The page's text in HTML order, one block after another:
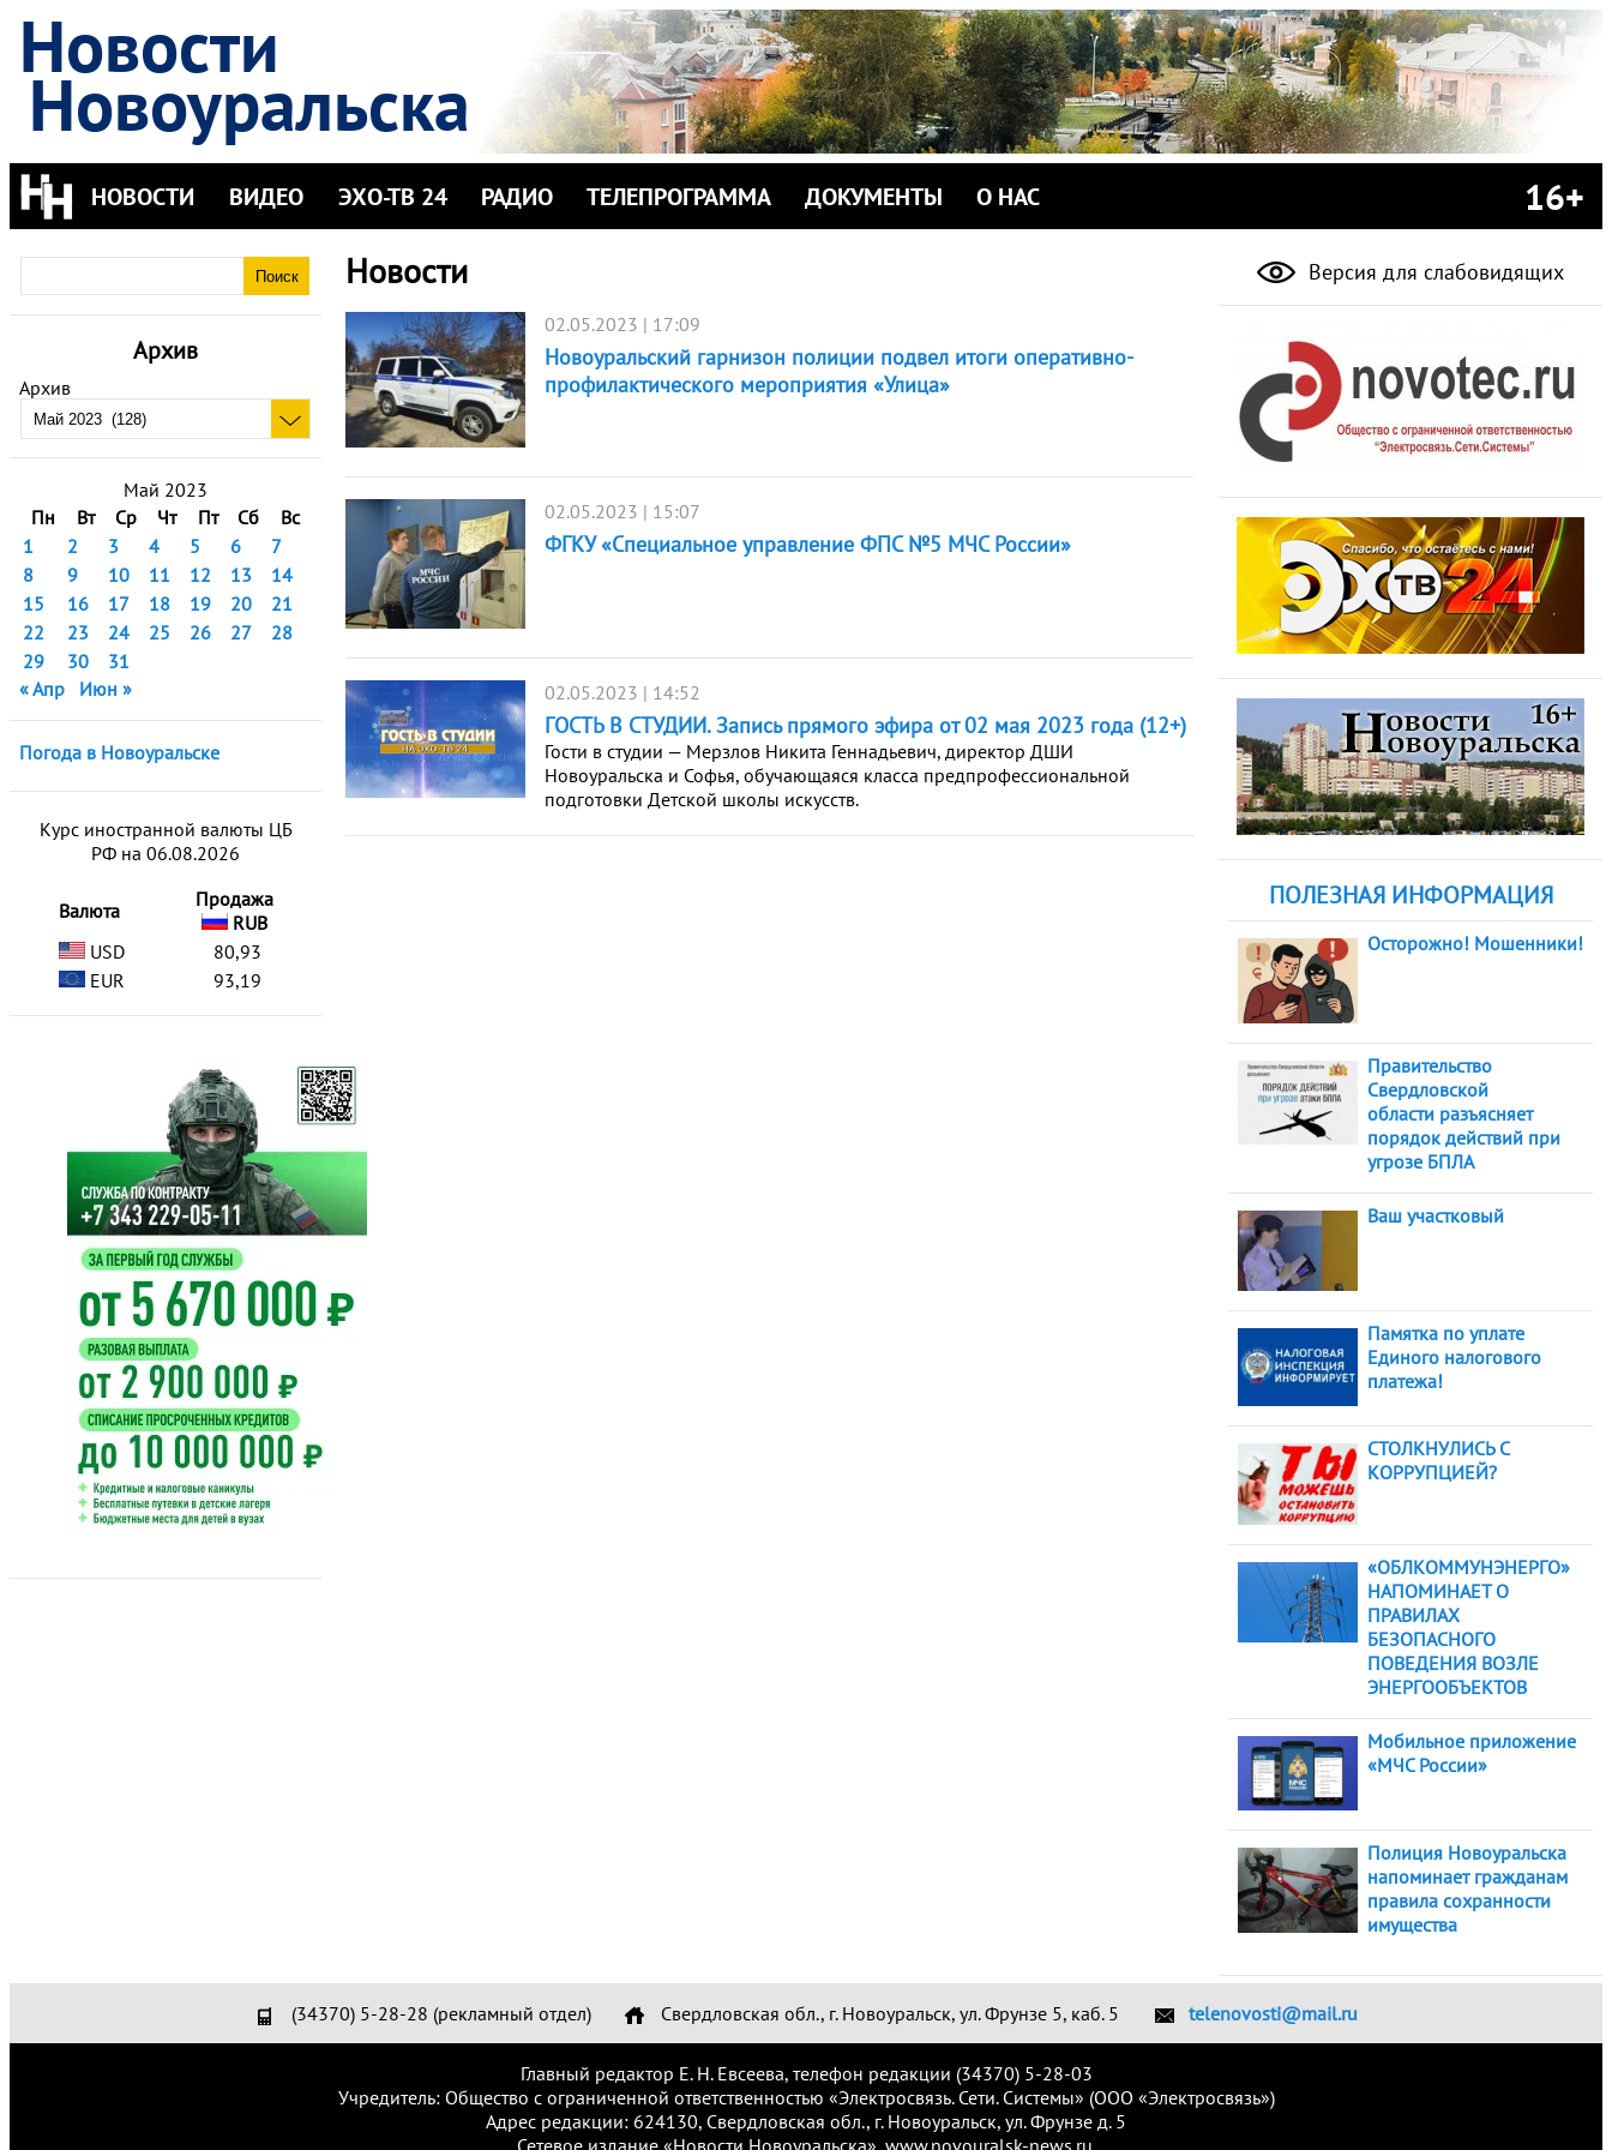
Новости
Новоуральска
НОВОСТИ ВИДЕО ЭХО-ТВ 24 РАДИО ТЕЛЕПРОГРАММА ДОКУМЕНТЫ О НАС 16+
Архив
Архив
Май 2023
Пн
Вт Ср Чт Пт Сб
Вс
1
2 3 4 5 6
7
8
9 10 11 12 13
14
15
16 17 18 19 20
21
22
23 24 25 26 27
28
29
30
31
« Апр
Июн »
Погода в Новоуральске
Курс иностранной валюты ЦБ
РФ на 06.08.2026
Валюта
Продажа
RUB
USD
80,93
EUR
93,19
Новости
02.05.2023 | 17:09
Новоуральский гарнизон полиции подвел итоги оперативно-
профилактического мероприятия «Улица»
02.05.2023 | 15:07
ФГКУ «Специальное управление ФПС №5 МЧС России»
02.05.2023 | 14:52
ГОСТЬ В СТУДИИ. Запись прямого эфира от 02 мая 2023 года (12+)
Гости в студии — Мерзлов Никита Геннадьевич, директор ДШИ
Новоуральска и Софья, обучающаяся класса предпрофессиональной
подготовки Детской школы искусств.
Версия для слабовидящих
ПОЛЕЗНАЯ ИНФОРМАЦИЯ
Осторожно! Мошенники!
Правительство
Свердловской
области разъясняет
порядок действий при
угрозе БПЛА
Ваш участковый
Памятка по уплате
Единого налогового
платежа!
СТОЛКНУЛИСЬ С
КОРРУПЦИЕЙ?
«ОБЛКОММУНЭНЕРГО»
НАПОМИНАЕТ О
ПРАВИЛАХ
БЕЗОПАСНОГО
ПОВЕДЕНИЯ ВОЗЛЕ
ЭНЕРГООБЪЕКТОВ
Мобильное приложение
«МЧС России»
Полиция Новоуральска
напоминает гражданам
правила сохранности
имущества
(34370) 5-28-28 (рекламный отдел) Свердловская обл., г. Новоуральск, ул. Фрунзе 5, каб. 5 telenovosti@mail.ru
Главный редактор Е. Н. Евсеева, телефон редакции (34370) 5-28-03
Учредитель: Общество с ограниченной ответственностью «Электросвязь. Сети. Системы» (ООО «Электросвязь»)
Адрес редакции: 624130, Свердловская обл., г. Новоуральск, ул. Фрунзе д. 5